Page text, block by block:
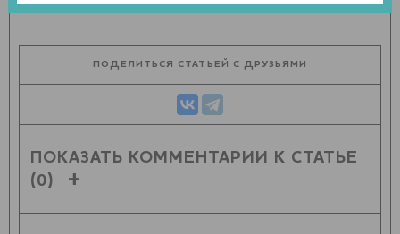
ПОДЕЛИТЬСЯ СТАТЬЕЙ С ДРУЗЬЯМИ
ПОКАЗАТЬ КОММЕНТАРИИ К СТАТЬЕ
(0)